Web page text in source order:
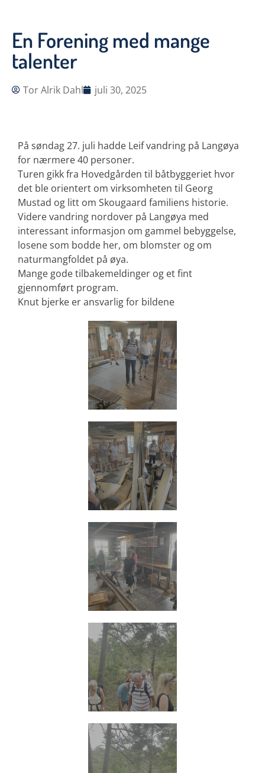
En Forening med mange
talenter
Tor Alrik Dahl juli 30, 2025
På søndag 27. juli hadde Leif vandring på Langøya
for nærmere 40 personer.
Turen gikk fra Hovedgården til båtbyggeriet hvor
det ble orientert om virksomheten til Georg
Mustad og litt om Skougaard familiens historie.
Videre vandring nordover på Langøya med
interessant informasjon om gammel bebyggelse,
losene som bodde her, om blomster og om
naturmangfoldet på øya.
Mange gode tilbakemeldinger og et fint
gjennomført program.
Knut bjerke er ansvarlig for bildene